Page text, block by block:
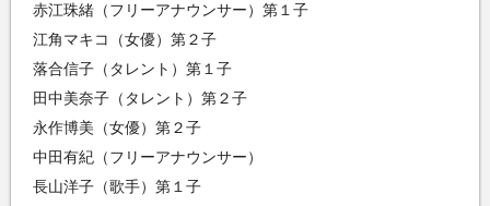
赤江珠緒（フリーアナウンサー）第１子
江角マキコ（女優）第２子
落合信子（タレント）第１子
田中美奈子（タレント）第２子
永作博美（女優）第２子
中田有紀（フリーアナウンサー）
長山洋子（歌手）第１子